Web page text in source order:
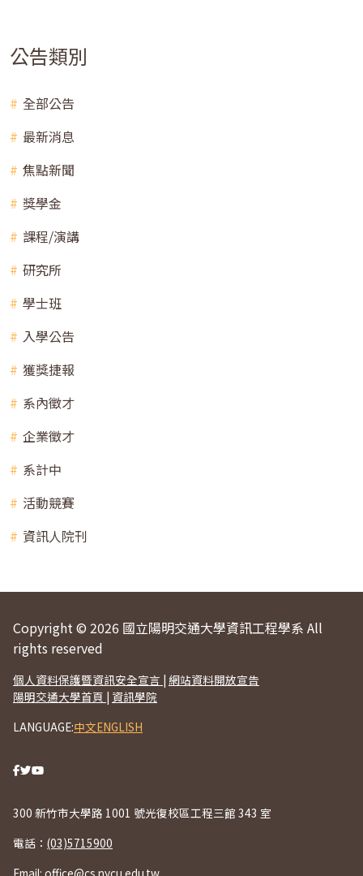
公告類別
全部公告
最新消息
焦點新聞
獎學金
課程/演講
研究所
學士班
入學公告
獲獎捷報
系內徵才
企業徵才
系計中
活動競賽
資訊人院刊
Copyright © 2026 國立陽明交通大學資訊工程學系 All
rights reserved
個人資料保護暨資訊安全宣言 | 網站資料開放宣告
陽明交通大學首頁 | 資訊學院
LANGUAGE:中文ENGLISH
300 新竹市大學路 1001 號光復校區工程三館 343 室
電話： (03)5715900
Email: office@cs.nycu.edu.tw